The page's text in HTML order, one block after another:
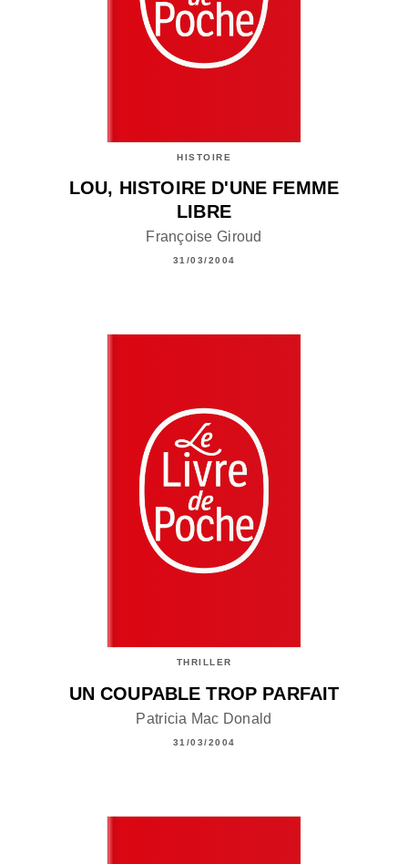
HISTOIRE
LOU, HISTOIRE D'UNE FEMME
LIBRE
Françoise Giroud
31/03/2004
THRILLER
UN COUPABLE TROP PARFAIT
Patricia Mac Donald
31/03/2004